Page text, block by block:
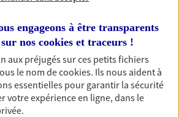
à votre
engageons à être transparents
nos cookies et traceurs !
aux préjugés sur ces petits fichiers
le nom decookies. Ils nous aident à
essentielles pour garantir la sécurité
votre expérience en ligne, dans le